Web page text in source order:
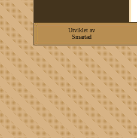
Utviklet av
Smartad